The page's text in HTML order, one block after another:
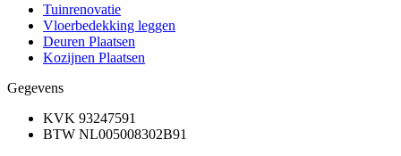
Tuinrenovatie
Vloerbedekking leggen
Deuren Plaatsen
Kozijnen Plaatsen
Gegevens
KVK 93247591
BTW NL005008302B91